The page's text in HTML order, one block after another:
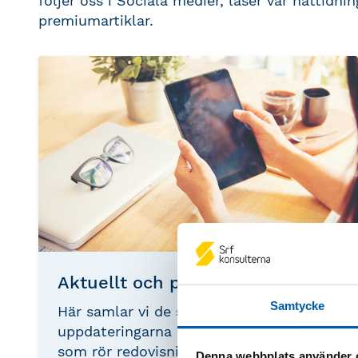
Samtycke
premiumartiklar.
Aktuellt och påverkan
Här samlar vi de senaste nyheterna,
uppdateringarna och aktuella händelser
som rör redovisnings- och